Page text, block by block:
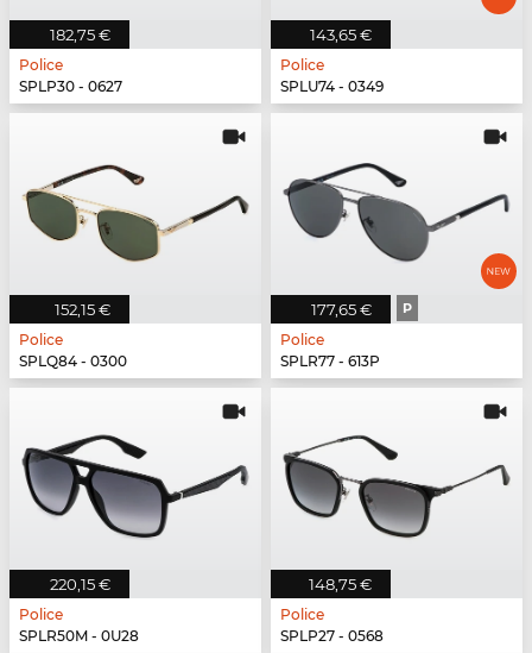
182,75 €
Police
SPLP30 - 0627
143,65 €
Police
SPLU74 - 0349
152,15 €
Police
SPLQ84 - 0300
177,65 € P
Police
SPLR77 - 613P
220,15 €
Police
SPLR50M - 0U28
148,75 €
Police
SPLP27 - 0568